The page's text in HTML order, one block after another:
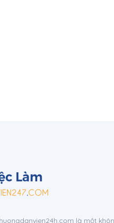
là một